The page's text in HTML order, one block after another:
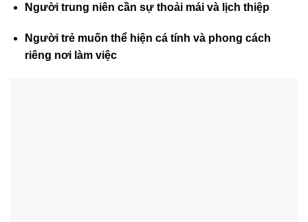
Người trung niên cần sự thoải mái và lịch thiệp
Người trẻ muốn thể hiện cá tính và phong cách
riêng nơi làm việc